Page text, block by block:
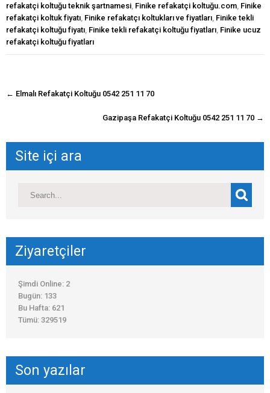
refakatçi koltuğu teknik şartnamesi Finike refakatçi koltuğu.com Finike
refakatçi koltuk fiyatı Finike refakatçı koltukları ve fiyatları Finike tekli
refakatçi koltuğu fiyatı Finike tekli refakatçi koltuğu fiyatları Finike ucuz
refakatçi koltuğu fiyatları
navigasyon
← Elmalı Refakatçi Koltuğu 0542 251 11 70
Gazipaşa Refakatçi Koltuğu 0542 251 11 70 →
Site içi ara
Ziyaretçiler
Şimdi Online: 2
Bugün: 133
Bu Hafta: 621
Tümü: 329519
Son yazılar